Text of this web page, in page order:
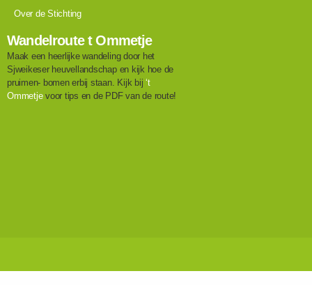
Over de Stichting
Wandelroute t Ommetje
Maak een heerlijke wandeling door het
Sjweikeser heuvellandschap en kijk hoe de
pruimen- bomen erbij staan. Kijk bij‘t
Ommetjevoor tips en de PDF van de route!